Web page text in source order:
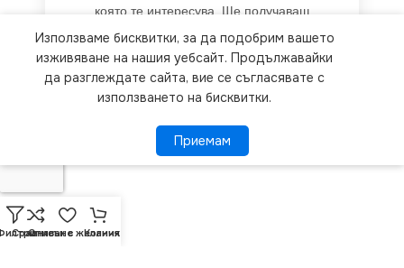
която те интересува. Ще получаваш
известия само за нови продукти в тази
категория.
Сравняване
Списък с желания
Количка
We use cookies to improve your experience on our
website. By browsing this website, you agree to
our use of cookies.
ПОВЕЧЕ ИНФОРМАЦИЯ
Използваме бисквитки, за да подобрим вашето
изживяване на нашия уебсайт. Продължавайки
да разглеждате сайта, вие се съгласявате с
използването на бисквитки.
Приемам